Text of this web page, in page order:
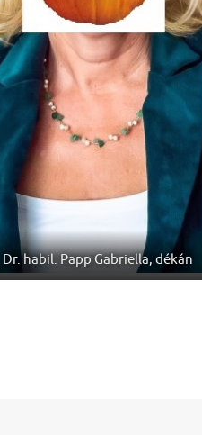
Dr. habil. Papp Gabriella, dékán